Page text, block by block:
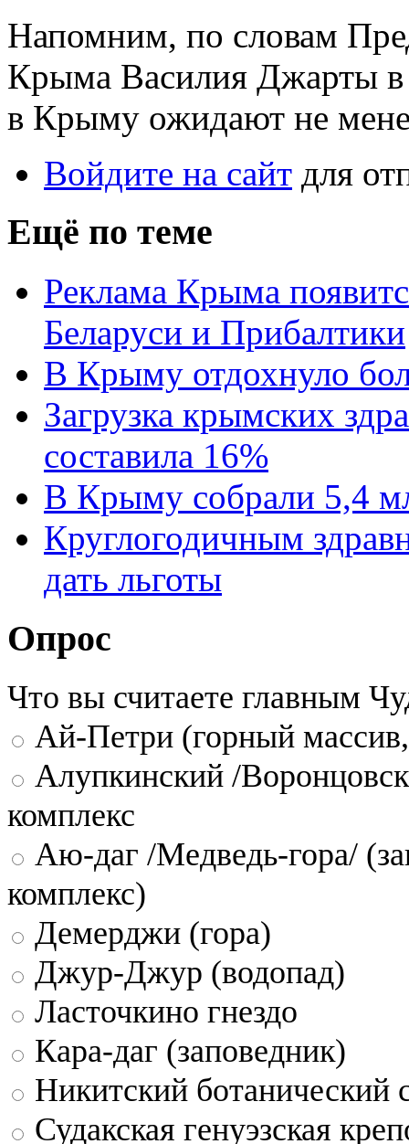
Напомним, по словам
Крыма Василия Джарты в
в Крыму ожидают не
Войдите на сайт для
Ещё по теме
Реклама Крыма
Беларуси и Прибалтики
В Крыму отдохнуло
Загрузка крымских
составила 16%
В Крыму собрали 5,4
Круглогодичным
дать льготы
Опрос
Что вы считаете главным
Ай-Петри (горный
Алупкинский /
комплекс
Аю-даг /Медведь-гора/
комплекс)
Демерджи (гора)
Джур-Джур (водопад)
Ласточкино гнездо
Кара-даг (заповедник)
Никитский ботанический
Судакская генуэзская